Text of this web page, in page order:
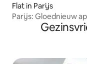
Flat in Parijs
Parijs: Gloednieuw